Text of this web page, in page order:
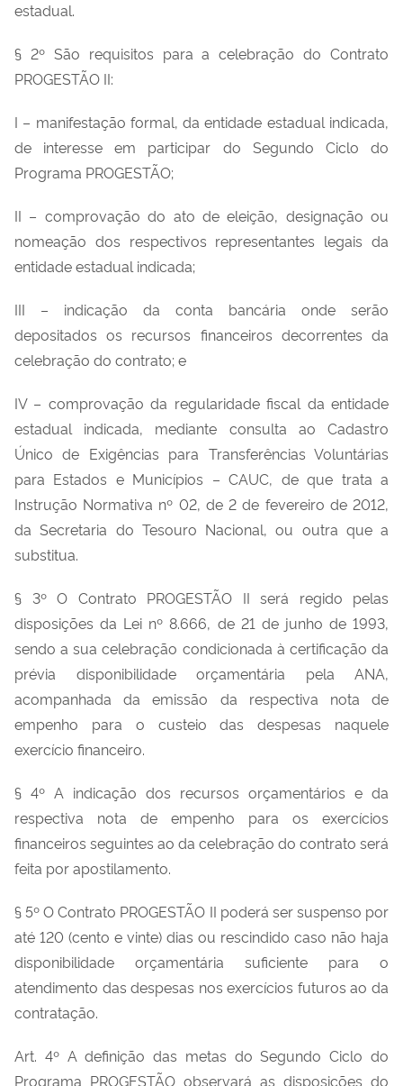
estadual.
§ 2º São requisitos para a celebração do Contrato
PROGESTÃO II:
I – manifestação formal, da entidade estadual indicada,
de interesse em participar do Segundo Ciclo do
Programa PROGESTÃO;
II – comprovação do ato de eleição, designação ou
nomeação dos respectivos representantes legais da
entidade estadual indicada;
III – indicação da conta bancária onde serão
depositados os recursos financeiros decorrentes da
celebração do contrato; e
IV – comprovação da regularidade fiscal da entidade
estadual indicada, mediante consulta ao Cadastro
Único de Exigências para Transferências Voluntárias
para Estados e Municípios – CAUC, de que trata a
Instrução Normativa nº 02, de 2 de fevereiro de 2012,
da Secretaria do Tesouro Nacional, ou outra que a
substitua.
§ 3º O Contrato PROGESTÃO II será regido pelas
disposições da Lei nº 8.666, de 21 de junho de 1993,
sendo a sua celebração condicionada à certificação da
prévia disponibilidade orçamentária pela ANA,
acompanhada da emissão da respectiva nota de
empenho para o custeio das despesas naquele
exercício financeiro.
§ 4º A indicação dos recursos orçamentários e da
respectiva nota de empenho para os exercícios
financeiros seguintes ao da celebração do contrato será
feita por apostilamento.
§ 5º O Contrato PROGESTÃO II poderá ser suspenso por
até 120 (cento e vinte) dias ou rescindido caso não haja
disponibilidade orçamentária suficiente para o
atendimento das despesas nos exercícios futuros ao da
contratação.
Art. 4º A definição das metas do Segundo Ciclo do
Programa PROGESTÃO observará as disposições do